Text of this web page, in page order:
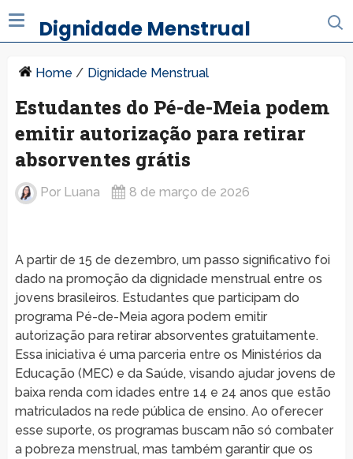
Dignidade Menstrual
Home / Dignidade Menstrual
Estudantes do Pé-de-Meia podem
emitir autorização para retirar
absorventes grátis
Por Luana 8 de março de 2026
A partir de 15 de dezembro, um passo significativo foi
dado na promoção da dignidade menstrual entre os
jovens brasileiros. Estudantes que participam do
programa Pé-de-Meia agora podem emitir
autorização para retirar absorventes gratuitamente.
Essa iniciativa é uma parceria entre os Ministérios da
Educação (MEC) e da Saúde, visando ajudar jovens de
baixa renda com idades entre 14 e 24 anos que estão
matriculados na rede pública de ensino. Ao oferecer
esse suporte, os programas buscam não só combater
a pobreza menstrual, mas também garantir que os